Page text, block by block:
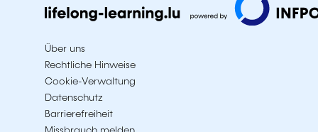
Über uns
Rechtliche Hinweise
Cookie-Verwaltung
Datenschutz
Barrierefreiheit